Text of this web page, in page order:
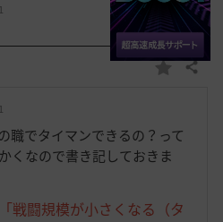
お
入
り
共有する
職でタイマンできるの？って
くなので書き記しておきま
「戦闘規模が小さくなる（タ